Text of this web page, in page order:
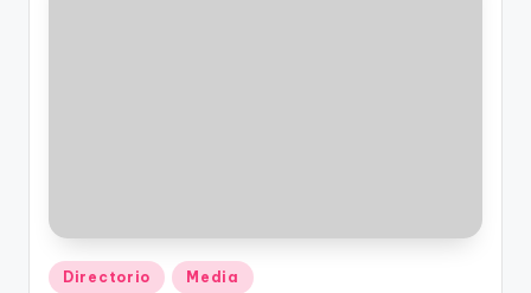
Directorio Media